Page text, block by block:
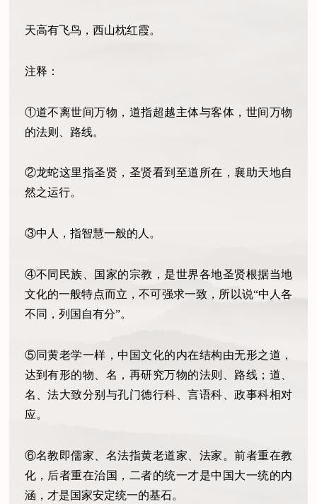
天高有飞鸟，西山枕红霞。
注释：
①道不离世间万物，道指超越主体与客体，世间万物
的法则、路线。
②龙蛇这里指圣贤，圣贤看到至道所在，襄助天地自
然之运行。
③中人，指智慧一般的人。
④不同民族、国家的宗教，是世界各地圣贤根据当地
文化的一般特点而立，不可强求一致，所以说“中人各
不同，列国自有分”。
⑤同黄老学一样，中国文化的内在结构由无形之道，
达到有形的物、名，再研究万物的法则、路线；道、
名、法大致分别与孔门德行科、言语科、政事科相对
应。
⑥名教即儒家、名法指黄老道家、法家。前者重在教
化，后者重在治国，二者的统一才是中国大一统的内
涵，才是国家安定统一的基石。